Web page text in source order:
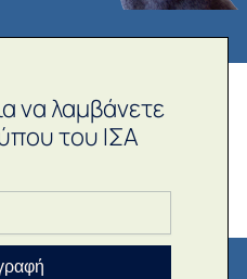
να λαμβάνετε
του ΙΣΑ